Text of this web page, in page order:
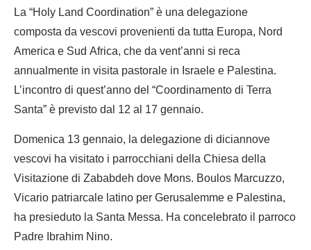
La “Holy Land Coordination” è una delegazione
composta da vescovi provenienti da tutta Europa, Nord
America e Sud Africa, che da vent’anni si reca
annualmente in visita pastorale in Israele e Palestina.
L’incontro di quest’anno del “Coordinamento di Terra
Santa” è previsto dal 12 al 17 gennaio.
Domenica 13 gennaio, la delegazione di diciannove
vescovi ha visitato i parrocchiani della Chiesa della
Visitazione di Zababdeh dove Mons. Boulos Marcuzzo,
Vicario patriarcale latino per Gerusalemme e Palestina,
ha presieduto la Santa Messa. Ha concelebrato il parroco
Padre Ibrahim Nino.